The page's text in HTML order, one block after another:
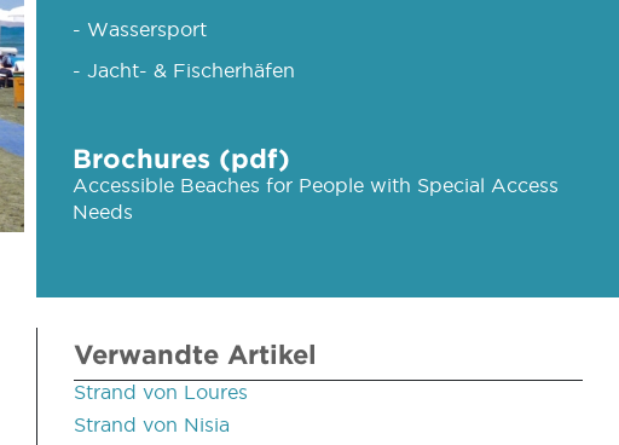
- Wassersport
- Jacht- & Fischerhäfen
Brochures (pdf)
Accessible Beaches for People with Special Access
Needs
Verwandte Artikel
Strand von Loures
Strand von Nisia